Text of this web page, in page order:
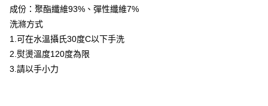
付款後全家取貨
每筆NT$80，滿NT$399(含以上)免運費
付款後7-11取貨
每筆NT$80，滿NT$888(含以上)免運費
成份：聚酯纖維93%、彈性纖維7%
洗滌方式
1.可在水溫攝氏30度C以下手洗
2.熨燙溫度120度為限
3.請以手小力